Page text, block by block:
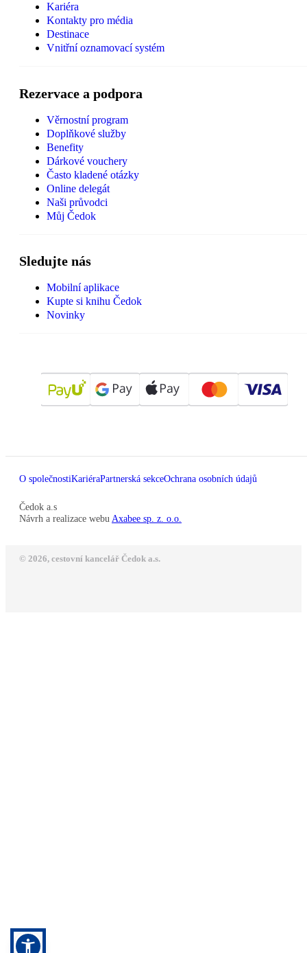
Kariéra
Kontakty pro média
Destinace
Vnitřní oznamovací systém
Rezervace a podpora
Věrnostní program
Doplňkové služby
Benefity
Dárkové vouchery
Často kladené otázky
Online delegát
Naši průvodci
Můj Čedok
Sledujte nás
Mobilní aplikace
Kupte si knihu Čedok
Novinky
O společnostiKariéraPartnerská sekceOchrana osobních údajů
Čedok a.s
Návrh a realizace webu Axabee sp. z. o.o.
© 2026, cestovní kancelář Čedok a.s.